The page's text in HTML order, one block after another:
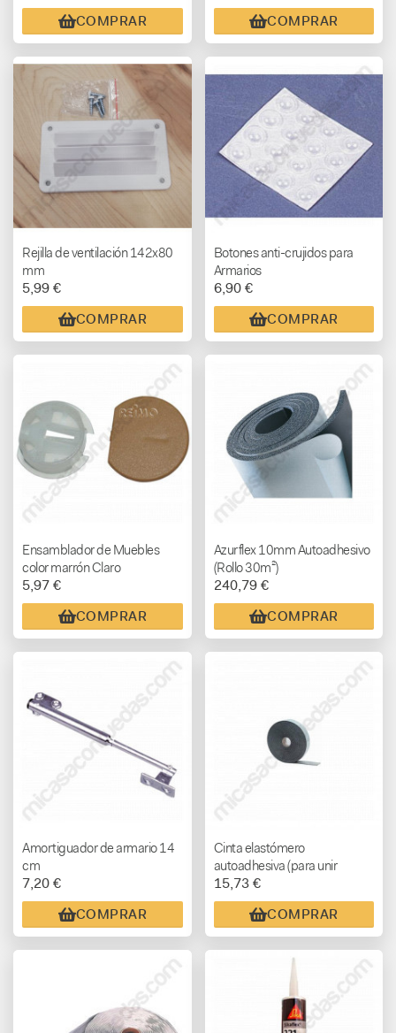
COMPRAR COMPRAR
Rejilla de ventilación 142x80
mm
5,99 €
COMPRAR
Botones anti-crujidos para
Armarios
6,90 €
COMPRAR
Ensamblador de Muebles
color marrón Claro
5,97 €
COMPRAR
Azurflex 10mm Autoadhesivo
(Rollo 30m²)
240,79 €
COMPRAR
Amortiguador de armario 14
cm
7,20 €
COMPRAR
Cinta elastómero
autoadhesiva (para unir
Kaiflex) 15 metros
15,73 €
COMPRAR